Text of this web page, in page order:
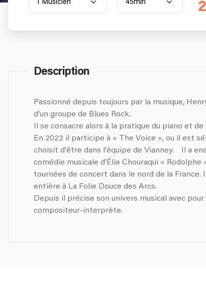
1 Musicien 45min
Description
Passionné depuis toujours par la musique,
d’un groupe de Blues Rock.
Il se consacre alors à la pratique du piano et de
En 2022 il participe à « The Voice », ou il est
choisit d’être dans l’équipe de Vianney. Il a
comédie musicale d’Élie Chouraqui «
tournées de concert dans le nord de la France.
entière à La Folie Douce des Arcs.
Depuis il précise son univers musical avec
compositeur-interprète.